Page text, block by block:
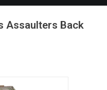
Assaulters Back